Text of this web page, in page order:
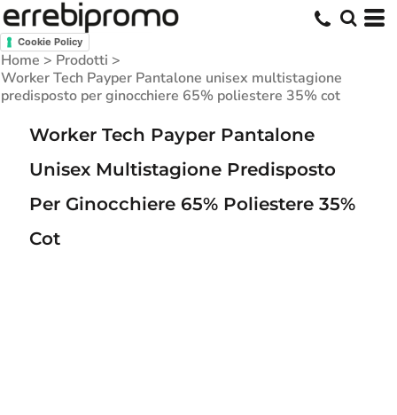
Cookie Policy
Home > Prodotti >
Worker Tech Payper Pantalone unisex multistagione
predisposto per ginocchiere 65% poliestere 35% cot
Worker Tech Payper Pantalone
Unisex Multistagione Predisposto
Per Ginocchiere 65% Poliestere 35%
Cot